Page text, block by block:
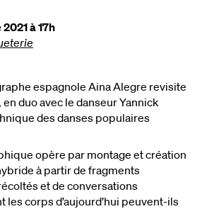
à 17h
espagnole Aina Alegre revisite
duo avec le danseur Yannick
des danses populaires
opère par montage et création
à partir de fragments
et de conversations
corps d’aujourd’hui peuvent-ils